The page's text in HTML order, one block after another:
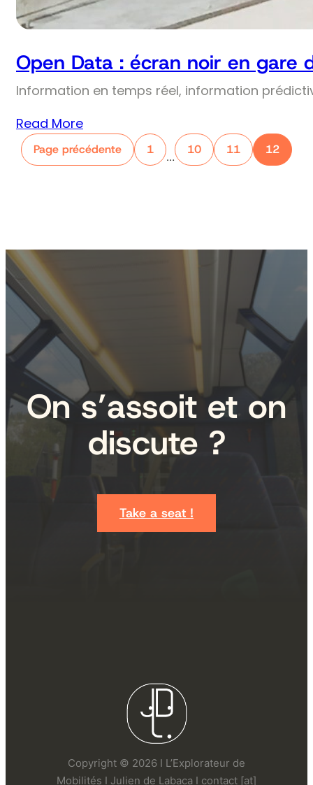
Open Data : écran noir en gare
Information en temps réel, information
Read More
Page précédente 1
…
10 11 12
On s’assoit et on
discute ?
Take a seat !
Copyright © 2026 I L’Explorateur de
Mobilités I Julien de Labaca I contact [at]